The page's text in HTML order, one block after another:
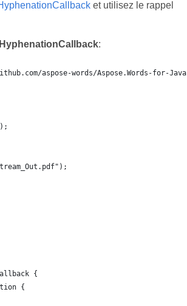
et utilisez le rappel
IHyphenationCallback:
aspose-words/Aspose.Words-for-Java
{
{